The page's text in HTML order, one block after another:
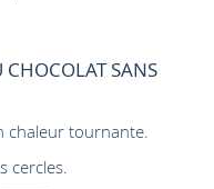
SANS
chaleur tournante.
cercles.